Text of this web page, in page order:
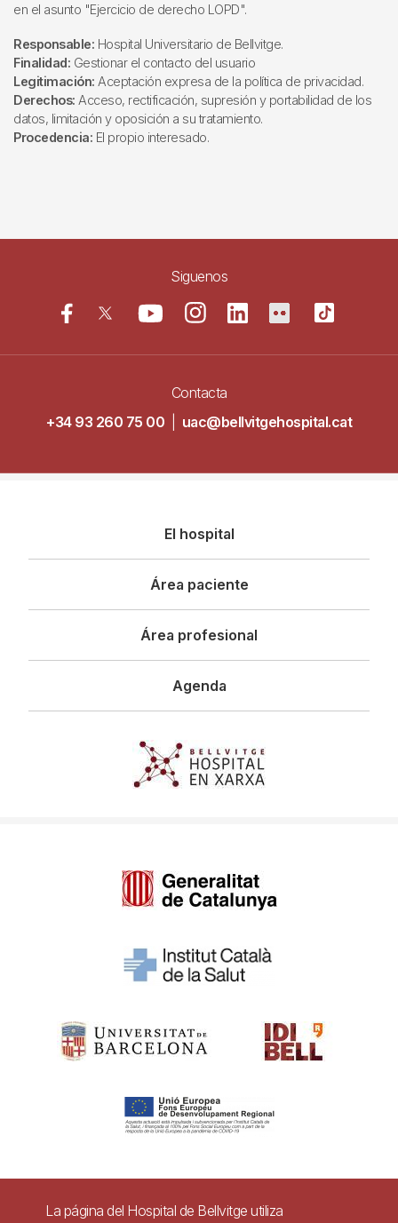
en el asunto "Ejercicio de derecho LOPD".
Responsable: Hospital Universitario de Bellvitge.
Finalidad: Gestionar el contacto del usuario
Legitimación: Aceptación expresa de la política de privacidad.
Derechos: Acceso, rectificación, supresión y portabilidad de los
datos, limitación y oposición a su tratamiento.
Procedencia: El propio interesado.
Siguenos
Contacta
+34 93 260 75 00
uac@bellvitgehospital.cat
principal
El hospital
Área paciente
Área profesional
Agenda
Pie Contacto
La página del Hospital de Bellvitge utiliza